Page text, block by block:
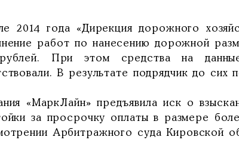
2014 года «Дирекция дорожного
работ по нанесению дорожной
При этом средства на
В результате подрядчик до сих
«МаркЛайн» предъявила иск о
за просрочку оплаты в размере
Арбитражного суда Кировской